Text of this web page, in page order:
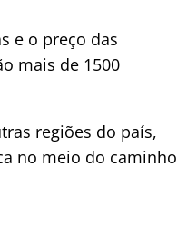
e o preço das
mais de 1500
regiões do país,
no meio do caminho